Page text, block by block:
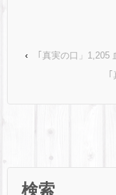
‹
｢真実の口」
検索